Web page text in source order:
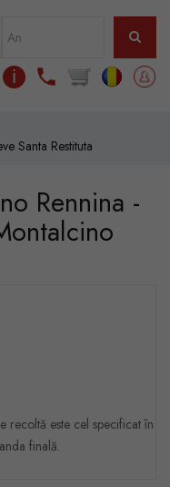
ℹ
Santa Restituta
Rennina -
recoltă este cel specificat în
finală.